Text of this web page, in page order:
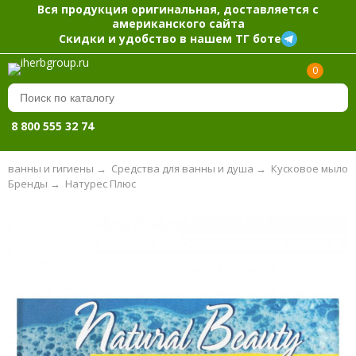
Вся продукция оригинальная, доставляется с
американского сайта
Скидки и удобство в нашем ТГ боте
0
8 800 555 32 74
ванны и гигиены → Средства для ванны и душа → Кусковое мыло
Натурес Плюс
Бренды →